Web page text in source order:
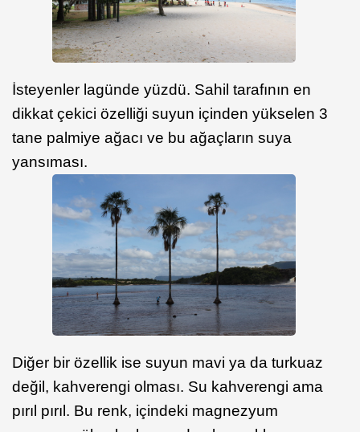
İsteyenler lagünde yüzdü. Sahil tarafının en
dikkat çekici özelliği suyun içinden yükselen 3
tane palmiye ağacı ve bu ağaçların suya
yansıması.
Diğer bir özellik ise suyun mavi ya da turkuaz
değil, kahverengi olması. Su kahverengi ama
pırıl pırıl. Bu renk, içindeki magnezyum